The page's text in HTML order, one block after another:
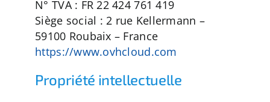
N° TVA : FR 22 424 761 419
Siège social : 2 rue Kellermann –
59100 Roubaix – France
https://www.ovhcloud.com
Propriété intellectuelle